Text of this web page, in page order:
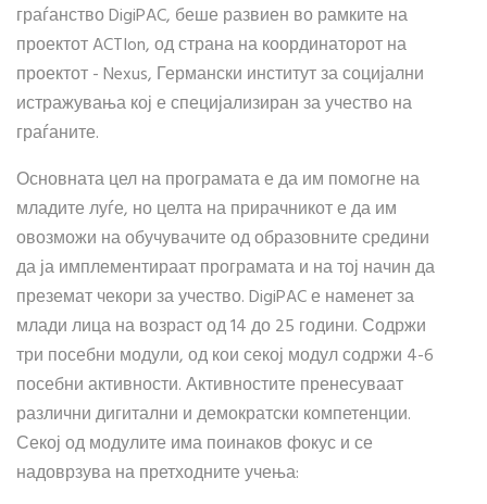
граѓанство DigiPAC, беше развиен во рамките на
проектот ACTIon, од страна на координаторот на
проектот - Nexus, Германски институт за социјални
истражувања кој е специјализиран за учество на
граѓаните.
Основната цел на програмата е да им помогне на
младите луѓе, но целта на прирачникот е да им
овозможи на обучувачите од образовните средини
да ја имплементираат програмата и на тој начин да
преземат чекори за учество. DigiPAC е наменет за
млади лица на возраст од 14 до 25 години. Содржи
три посебни модули, од кои секој модул содржи 4-6
посебни активности. Активностите пренесуваат
различни дигитални и демократски компетенции.
Секој од модулите има поинаков фокус и се
надоврзува на претходните учења: